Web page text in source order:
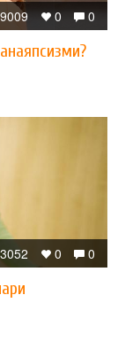
0
0
9009
0
0